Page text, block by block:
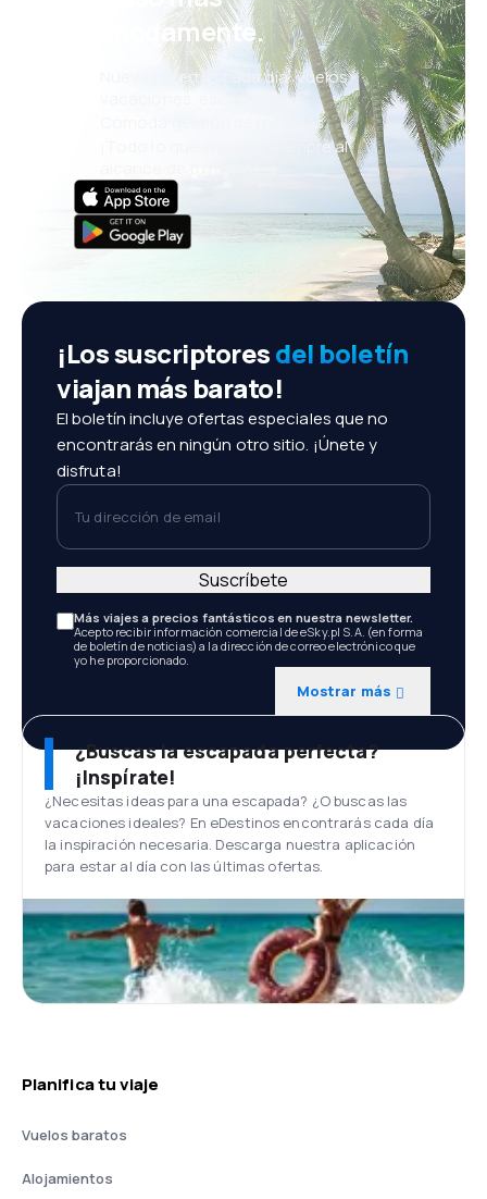
cómodamente.
Nuevas ofertas cada día: vuelos,
vacaciones, escapadas
Cómoda gestión de reservas
¡Todo lo que importa, siempre al
¡Los suscriptoresdel boletín
viajan más barato!
El boletín incluye ofertas especiales que no
encontrarás en ningún otro sitio. ¡Únete y
disfruta!
Tu dirección de email
Más viajes a precios fantásticos en nuestra newsletter.
Acepto recibir información comercial de eSky.pl S.A. (en forma
de boletín de noticias) a la dirección de correo electrónico que
yo he proporcionado.
Mostrar más
Suscríbete
¿Buscas la escapada perfecta?
¡Inspírate!
¿Necesitas ideas para una escapada? ¿O buscas las
vacaciones ideales? En eDestinos encontrarás cada día
la inspiración necesaria. Descarga nuestra aplicación
para estar al día con las últimas ofertas.
Planifica tu viaje
Vuelos baratos
Alojamientos